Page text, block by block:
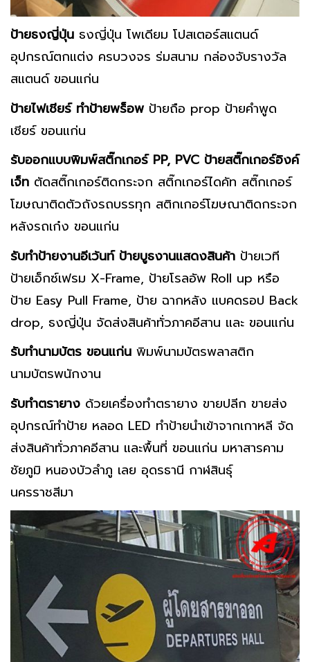
ป้ายธงญี่ปุ่น ธงญี่ปุ่น โพเดียม โปสเตอร์สแตนด์
อุปกรณ์ตกแต่ง ครบวงจร ร่มสนาม กล่องจับรางวัล
สแตนด์ ขอนแก่น
ป้ายไฟเชียร์ ทำป้ายพร็อพป้ายถือ prop ป้ายคำพูด
เชียร์ ขอนแก่น
รับออกแบบพิมพ์สติ๊กเกอร์ PP, PVC ป้ายสติ๊กเกอร์อิงค์
เจ็ท ตัดสติ๊กเกอร์ติดกระจก สติ๊กเกอร์ไดคัท สติ๊กเกอร์
โฆษณาติดตัวถังรถบรรทุก สติกเกอร์โฆษณาติดกระจก
หลังรถเก๋ง ขอนแก่น
รับทำป้ายงานอีเว้นท์ ป้ายบูธงานแสดงสินค้า ป้ายเวที
ป้ายเอ็กซ์เฟรม X-Frame, ป้ายโรลอัพ Roll up หรือ
ป้าย Easy Pull Frame, ป้าย ฉากหลัง แบคดรอป Back
drop, ธงญี่ปุ่น จัดส่งสินค้าทั่วภาคอีสาน และ ขอนแก่น
รับทำนามบัตร ขอนแก่น พิมพ์นามบัตรพลาสติก
นามบัตรพนักงาน
รับทำตรายาง ด้วยเครื่องทำตรายาง ขายปลีก ขายส่ง
อุปกรณ์ทำป้าย หลอด LED ทำป้ายนำเข้าจากเกาหลี จัด
ส่งสินค้าทั่วภาคอีสาน และพื้นที่ ขอนแก่น มหาสารคาม
ชัยภูมิ หนองบัวลำภู เลย อุดรธานี กาฬสินธุ์
นครราชสีมา